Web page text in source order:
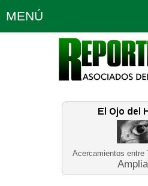
Acercamientos entre
MENÚ
Política Opinión
Planeta Tierra
Educación